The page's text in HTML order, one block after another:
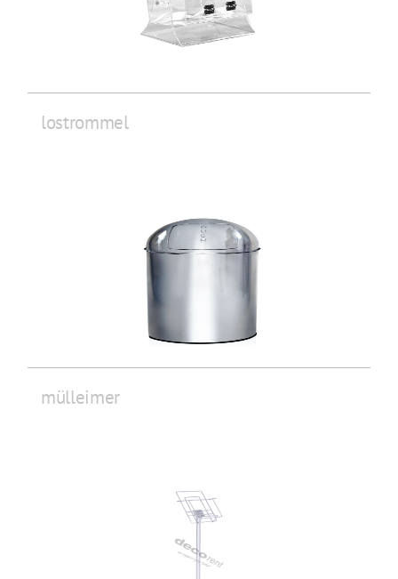
lostrommel
mülleimer